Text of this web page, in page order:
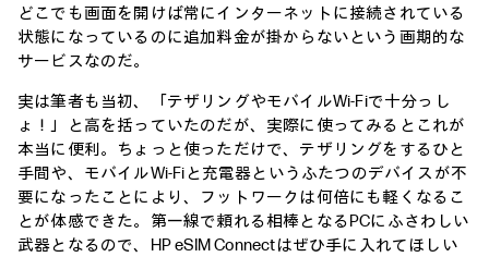
どこでも画面を開けば常にインターネットに接続されている
状態になっているのに追加料金が掛からないという画期的な
サービスなのだ。
実は筆者も当初、「テザリングやモバイルWi-Fiで十分っし
ょ！」と高を括っていたのだが、実際に使ってみるとこれが
本当に便利。ちょっと使っただけで、テザリングをするひと
手間や、モバイルWi-Fiと充電器というふたつのデバイスが不
要になったことにより、フットワークは何倍にも軽くなるこ
とが体感できた。第一線で頼れる相棒となるPCにふさわしい
武器となるので、HP eSIM Connectはぜひ手に入れてほしい